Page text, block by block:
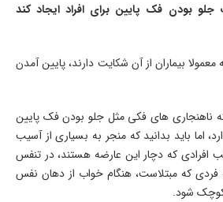
بودن فک پایین برای افراد ایجاد کند
بیماران از آن شکایت دارند، پایین آمدن
که ناهنجاری های فکی مثل جلو بودن فک پایین
اما باید بدانید که منجر به بسیاری از آسیب
افرادی که دچار این عارضه هستند، در تنفس
که مبتلاست، هنگام خواب از دهان نفس
شود.